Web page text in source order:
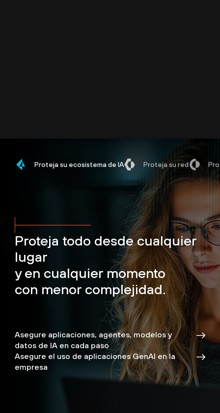
Proteja todo desde cualquier
lugar
y en cualquier momento
con menor complejidad.
Proteja su ecosistema de IA Proteja su red
Asegure aplicaciones, agentes, modelos y
datos de IA en cada paso
Asegure el uso de aplicaciones GenAI en la
empresa